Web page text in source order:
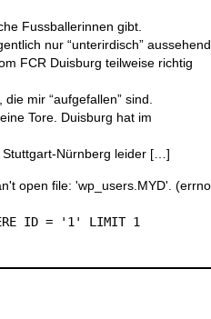
Fussballerinnen gibt.
nur “unterirdisch”
FCR Duisburg teilweise richtig
mir “aufgefallen” sind.
Tore. Duisburg hat im
Nürnberg leider […]
open file: 'wp_users.MYD'.
ID = '1' LIMIT 1